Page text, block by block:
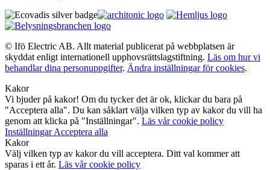
© Ifö Electric AB. Allt material publicerat på webbplatsen är
skyddat enligt internationell upphovsrättslagstiftning. Läs om hur vi
behandlar dina personuppgifter. Ändra inställningar för cookies.
Kakor
Vi bjuder på kakor! Om du tycker det är ok, klickar du bara på
"Acceptera alla". Du kan såklart välja vilken typ av kakor du vill ha
genom att klicka på "Inställningar". Läs vår cookie policy
InställningarAcceptera alla
Kakor
Välj vilken typ av kakor du vill acceptera. Ditt val kommer att
sparas i ett år. Läs vår cookie policy